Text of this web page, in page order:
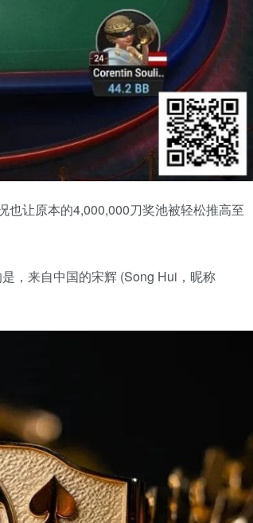
也让原本的4,000,000刀奖池被轻松推高至
，来自中国的宋辉 (Song Hui，昵称